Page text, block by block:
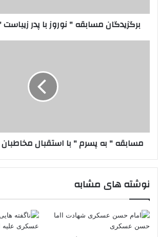
،
معرفی
برگزیدگان مسابقه " نوروز با پدر
مسیر
همراه
مسابقه " به پسرم " با استقبال
نوشته های مشابه